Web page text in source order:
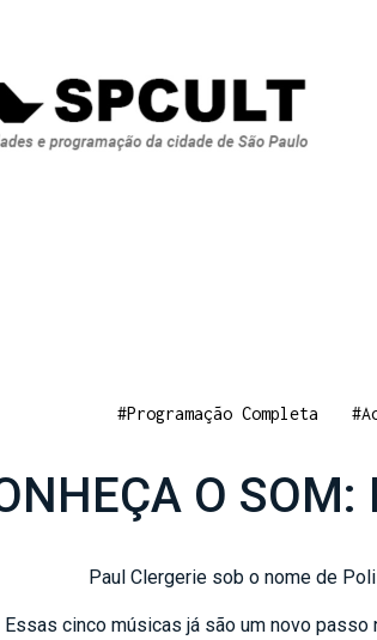
#Programação Completa
O SOM:
Paul Clergerie sob o nome de
Essas cinco músicas já são um novo